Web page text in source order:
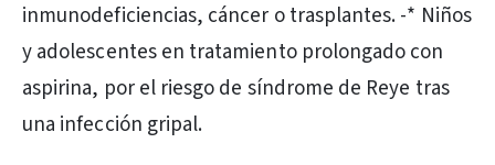
inmunodeficiencias, cáncer o trasplantes. -* Niños
y adolescentes en tratamiento prolongado con
aspirina, por el riesgo de síndrome de Reye tras
una infección gripal.